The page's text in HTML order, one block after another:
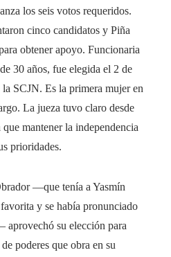
los seis votos requeridos.
cinco candidatos y Piña
obtener apoyo. Funcionaria
30 años, fue elegida el 2 de
SCJN. Es la primera mujer en
La jueza tuvo claro desde
mantener la independencia
prioridades.
—que tenía a Yasmín
y se había pronunciado
aprovechó su elección para
poderes que obra en su